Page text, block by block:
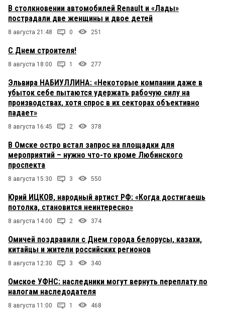
В столкновении автомобилей Renault и «Лады»
пострадали две женщины и двое детей
8 августа 21:48 0 251
С Днем строителя!
8 августа 18:00 1 277
Эльвира НАБИУЛЛИНА: «Некоторые компании даже в
убыток себе пытаются удержать рабочую силу на
производствах, хотя спрос в их секторах объективно
падает»
8 августа 16:45 2 378
В Омске остро встал запрос на площадки для
мероприятий – нужно что-то кроме Любинского
проспекта
8 августа 15:30 3 550
Юрий ИЦКОВ, народный артист РФ: «Когда достигаешь
потолка, становится неинтересно»
8 августа 14:00 2 374
Омичей поздравили с Днем города белорусы, казахи,
китайцы и жители российских регионов
8 августа 12:30 3 340
Омское УФНС: наследники могут вернуть переплату по
налогам наследодателя
8 августа 11:00 1 468